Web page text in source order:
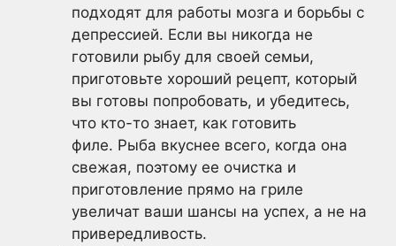
подходят для работы мозга и борьбы с
депрессией. Если вы никогда не
готовили рыбу для своей семьи,
приготовьте хороший рецепт, который
вы готовы попробовать, и убедитесь,
что кто-то знает, как готовить
филе. Рыба вкуснее всего, когда она
свежая, поэтому ее очистка и
приготовление прямо на гриле
увеличат ваши шансы на успех, а не на
привередливость.